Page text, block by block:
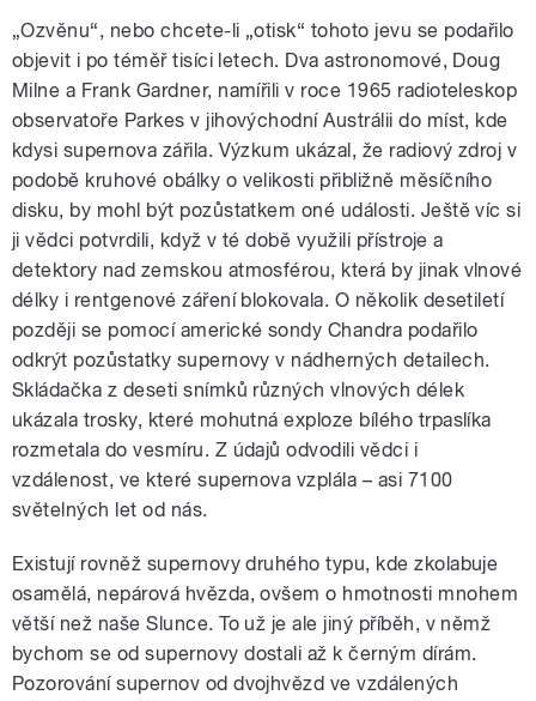
„Ozvěnu“, nebo chcete-li „otisk“ tohoto jevu se podařilo
objevit i po téměř tisíci letech. Dva astronomové, Doug
Milne a Frank Gardner, namířili v roce 1965 radioteleskop
observatoře Parkes v jihovýchodní Austrálii do míst, kde
kdysi supernova zářila. Výzkum ukázal, že radiový zdroj v
podobě kruhové obálky o velikosti přibližně měsíčního
disku, by mohl být pozůstatkem oné události. Ještě víc si
ji vědci potvrdili, když v té době využili přístroje a
detektory nad zemskou atmosférou, která by jinak vlnové
délky i rentgenové záření blokovala. O několik desetiletí
později se pomocí americké sondy Chandra podařilo
odkrýt pozůstatky supernovy v nádherných detailech.
Skládačka z deseti snímků různých vlnových délek
ukázala trosky, které mohutná exploze bílého trpaslíka
rozmetala do vesmíru. Z údajů odvodili vědci i
vzdálenost, ve které supernova vzplála – asi 7100
světelných let od nás.
Existují rovněž supernovy druhého typu, kde zkolabuje
osamělá, nepárová hvězda, ovšem o hmotnosti mnohem
větší než naše Slunce. To už je ale jiný příběh, v němž
bychom se od supernovy dostali až k černým dírám.
Pozorování supernov od dvojhvězd ve vzdálených